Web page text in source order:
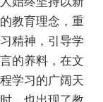
教育理念，重
精神，引导学
的养料，在文
学习的广阔天